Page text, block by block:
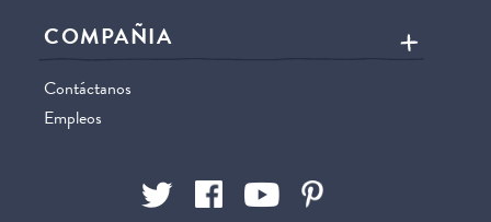
COMPAÑIA
Contáctanos
Empleos